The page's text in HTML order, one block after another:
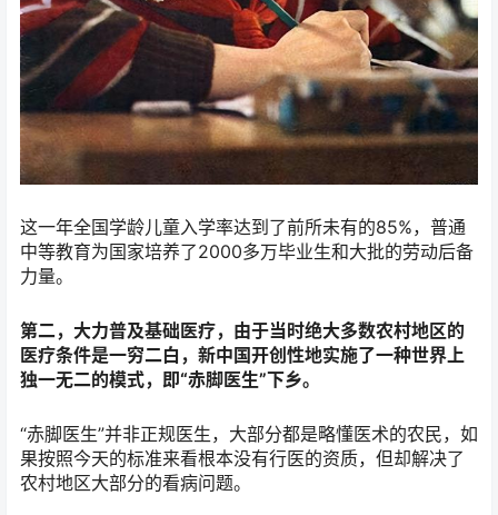
这一年全国学龄儿童入学率达到了前所未有的85%，普通
中等教育为国家培养了2000多万毕业生和大批的劳动后备
力量。
第二，大力普及基础医疗，由于当时绝大多数农村地区的
医疗条件是一穷二白，新中国开创性地实施了一种世界上
独一无二的模式，即“赤脚医生”下乡。
“赤脚医生”并非正规医生，大部分都是略懂医术的农民，如
果按照今天的标准来看根本没有行医的资质，但却解决了
农村地区大部分的看病问题。